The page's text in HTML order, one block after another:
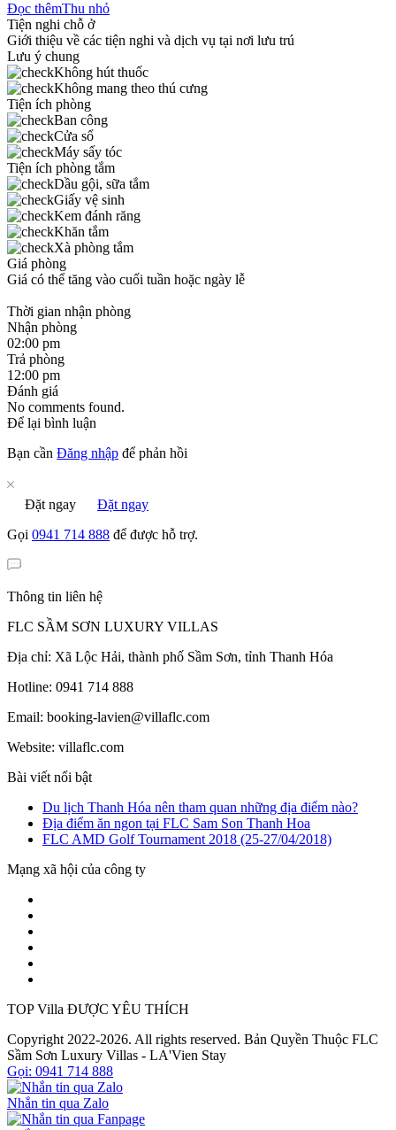
Đọc thêmThu nhỏ
Tiện nghi chỗ ở
Giới thiệu về các tiện nghi và dịch vụ tại nơi lưu trú
Lưu ý chung
Không hút thuốc
Không mang theo thú cưng
Tiện ích phòng
Ban công
Cửa sổ
Máy sấy tóc
Tiện ích phòng tắm
Dầu gội, sữa tắm
Giấy vệ sinh
Kem đánh răng
Khăn tắm
Xà phòng tắm
Giá phòng
Giá có thể tăng vào cuối tuần hoặc ngày lễ
Thời gian nhận phòng
Nhận phòng
02:00 pm
Trả phòng
12:00 pm
Đánh giá
No comments found.
Để lại bình luận
Bạn cần Đăng nhập để phản hồi
Đặt ngay
Đặt ngay
Gọi 0941 714 888 để được hỗ trợ.
Thông tin liên hệ
FLC SẦM SƠN LUXURY VILLAS
Địa chỉ: Xã Lộc Hải, thành phố Sầm Sơn, tỉnh Thanh Hóa
Hotline: 0941 714 888
Email: booking-lavien@villaflc.com
Website: villaflc.com
Bài viết nổi bật
Du lịch Thanh Hóa nên tham quan những địa điểm nào?
Địa điểm ăn ngon tại FLC Sam Son Thanh Hoa
FLC AMD Golf Tournament 2018 (25-27/04/2018)
Mạng xã hội của công ty
TOP Villa ĐƯỢC YÊU THÍCH
Copyright 2022-2026. All rights reserved. Bản Quyền Thuộc FLC
Sầm Sơn Luxury Villas - LA'Vien Stay
Gọi: 0941 714 888
Nhắn tin qua Zalo